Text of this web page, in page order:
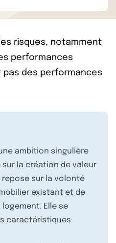
risques, notamment
performances
des performances
ambition singulière
sur la création de valeur
repose sur la volonté
existant et de
Elle se
caractéristiques